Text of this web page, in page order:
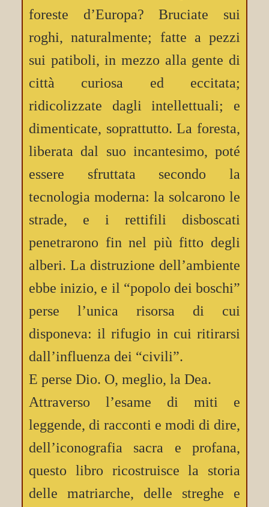
foreste d’Europa? Bruciate sui
roghi, naturalmente; fatte a pezzi
sui patiboli, in mezzo alla gente di
città curiosa ed eccitata;
ridicolizzate dagli intellettuali; e
dimenticate, soprattutto. La foresta,
liberata dal suo incantesimo, poté
essere sfruttata secondo la
tecnologia moderna: la solcarono le
strade, e i rettifili disboscati
penetrarono fin nel più fitto degli
alberi. La distruzione dell’ambiente
ebbe inizio, e il “popolo dei boschi”
perse l’unica risorsa di cui
disponeva: il rifugio in cui ritirarsi
dall’influenza dei “civili”.
E perse Dio. O, meglio, la Dea.
Attraverso l’esame di miti e
leggende, di racconti e modi di dire,
dell’iconografia sacra e profana,
questo libro ricostruisce la storia
delle matriarche, delle streghe e